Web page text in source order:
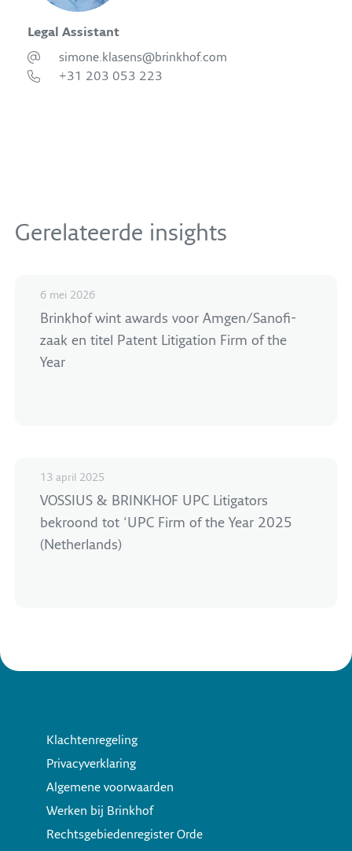
Legal Assistant
simone.klasens@brinkhof.com
+31 203 053 223
Gerelateerde insights
6 mei 2026
Brinkhof wint awards voor Amgen/Sanofi-
zaak en titel Patent Litigation Firm of the
Year
13 april 2025
VOSSIUS & BRINKHOF UPC Litigators
bekroond tot ‘UPC Firm of the Year 2025
(Netherlands)
Klachtenregeling
Privacyverklaring
Algemene voorwaarden
Werken bij Brinkhof
Rechtsgebiedenregister Orde